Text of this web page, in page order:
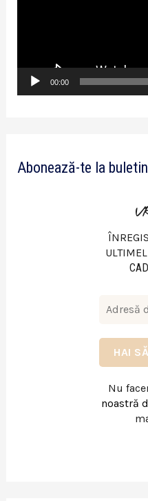
o
00:00
Abonează-te la
Nu
noastră